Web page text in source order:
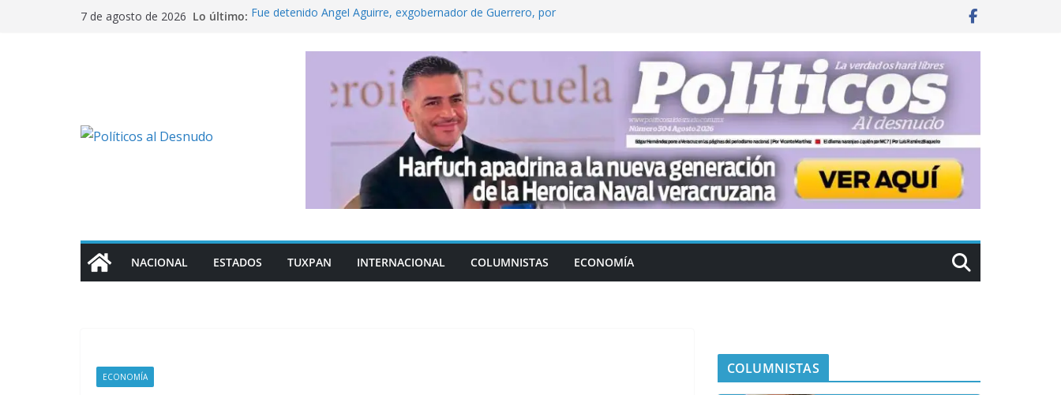
7 de agosto de 2026 Lo último: Fue detenido Ángel Aguirre, exgobernador de Guerrero, por
Detención de Ángel Aguirre no es asunto político: Sheinbaum
¿Dónde consultar fecha, hora y sede para el examen de
control de la UNAM?
Los mil 600 mdp que Cuitláhuac García Jiménez desapareció
NACIONAL ESTADOS TUXPAN INTERNACIONAL COLUMNISTAS ECONOMÍA
ECONOMÍA COLUMNISTAS